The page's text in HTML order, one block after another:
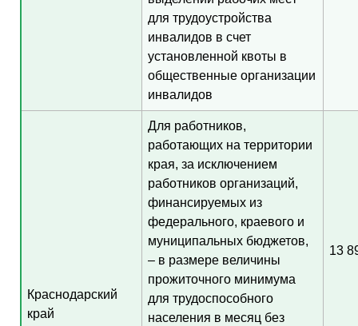
для трудоустройства
инвалидов в счет
установленной квоты в
общественные организации
инвалидов
Краснодарский
край
Для работников,
работающих на территории
края, за исключением
работников организаций,
финансируемых из
федерального, краевого и
муниципальных бюджетов,
– в размере величины
прожиточного минимума
для трудоспособного
населения в месяц без
13